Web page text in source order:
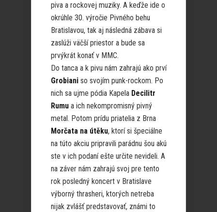
piva a rockovej muziky. A keďže ide o
okrúhle 30. výročie Pivného behu
Bratislavou, tak aj následná zábava si
zaslúži väčší priestor a bude sa
prvýkrát konať v MMC.
Do tanca a k pivu nám zahrajú ako prví
Grobiani so svojím punk-rockom. Po
nich sa ujme pódia Kapela Decilitr
Rumu a ich nekompromisný pivný
metal. Potom prídu priatelia z Brna
Morčata na útěku, ktorí si špeciálne
na túto akciu pripravili parádnu šou akú
ste v ich podaní ešte určite nevideli. A
na záver nám zahrajú svoj pre tento
rok posledný koncert v Bratislave
výborný thrasheri, ktorých netreba
nijak zvlášť predstavovať, známi to